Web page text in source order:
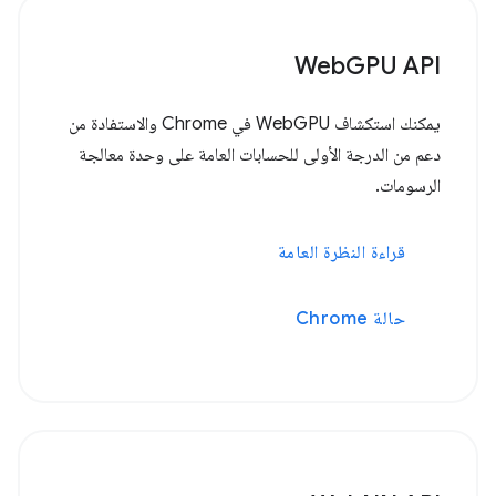
WebGPU API
يمكنك استكشاف WebGPU في Chrome والاستفادة من
دعم من الدرجة الأولى للحسابات العامة على وحدة معالجة
الرسومات.
قراءة النظرة العامة
حالة Chrome